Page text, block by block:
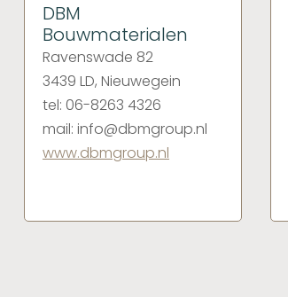
DBM
Bouwmaterialen
Ravenswade 82
3439 LD, Nieuwegein
tel: 06-8263 4326
mail: info@dbmgroup.nl
www.dbmgroup.nl